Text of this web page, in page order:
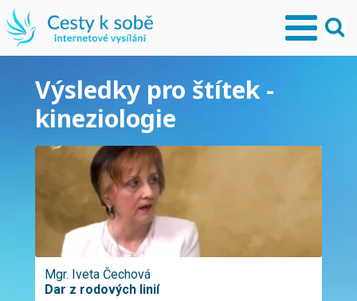
Výsledky pro štítek -
kineziologie
Mgr. Iveta Čechová
Dar z rodových linií